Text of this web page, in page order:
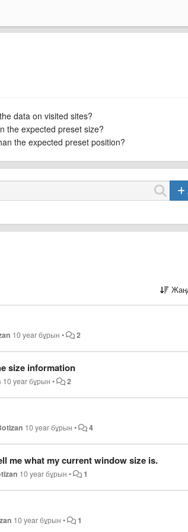
data on visited sites?
the expected preset size?
the expected preset position?
10 year бұрын • 2
size information
10 year бұрын • 2
10 year бұрын • 4
me what my current window size is.
10 year бұрын • 1
10 year бұрын • 1